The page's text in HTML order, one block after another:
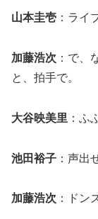
山本圭壱 ：ライ
加藤浩次 ：で、
と、拍手で。
大谷映美里 ：ふ
池田裕子 ：声出
加藤浩次 ：ドン